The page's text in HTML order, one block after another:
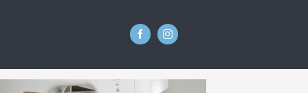
FacebookInstagram